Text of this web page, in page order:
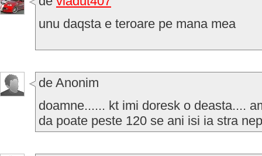
unu daqsta e teroare pe mana mea
de Anonim
doamne...... kt imi doresk o deasta....
da poate peste 120 se ani isi ia stra